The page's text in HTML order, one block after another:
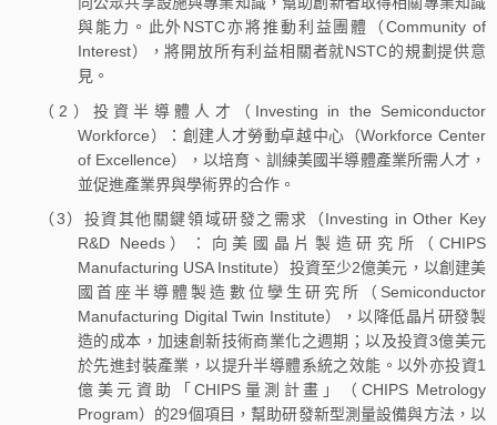
與能力。此外NSTC亦將推動利益團體（Community of
Interest），將開放所有利益相關者就NSTC的規劃提供意
見。
（2）投資半導體人才（Investing in the Semiconductor
Workforce）：創建人才勞動卓越中心（Workforce Center
of Excellence），以培育、訓練美國半導體產業所需人才，
並促進產業界與學術界的合作。
（3）投資其他關鍵領域研發之需求（Investing in Other Key
R&D Needs）：向美國晶片製造研究所（CHIPS
Manufacturing USA Institute）投資至少2億美元，以創建美
國首座半導體製造數位孿生研究所（Semiconductor
Manufacturing Digital Twin Institute），以降低晶片研發製
造的成本，加速創新技術商業化之週期；以及投資3億美元
於先進封裝產業，以提升半導體系統之效能。以外亦投資1
億美元資助「CHIPS量測計畫」（CHIPS Metrology
Program）的29個項目，幫助研發新型測量設備與方法，以